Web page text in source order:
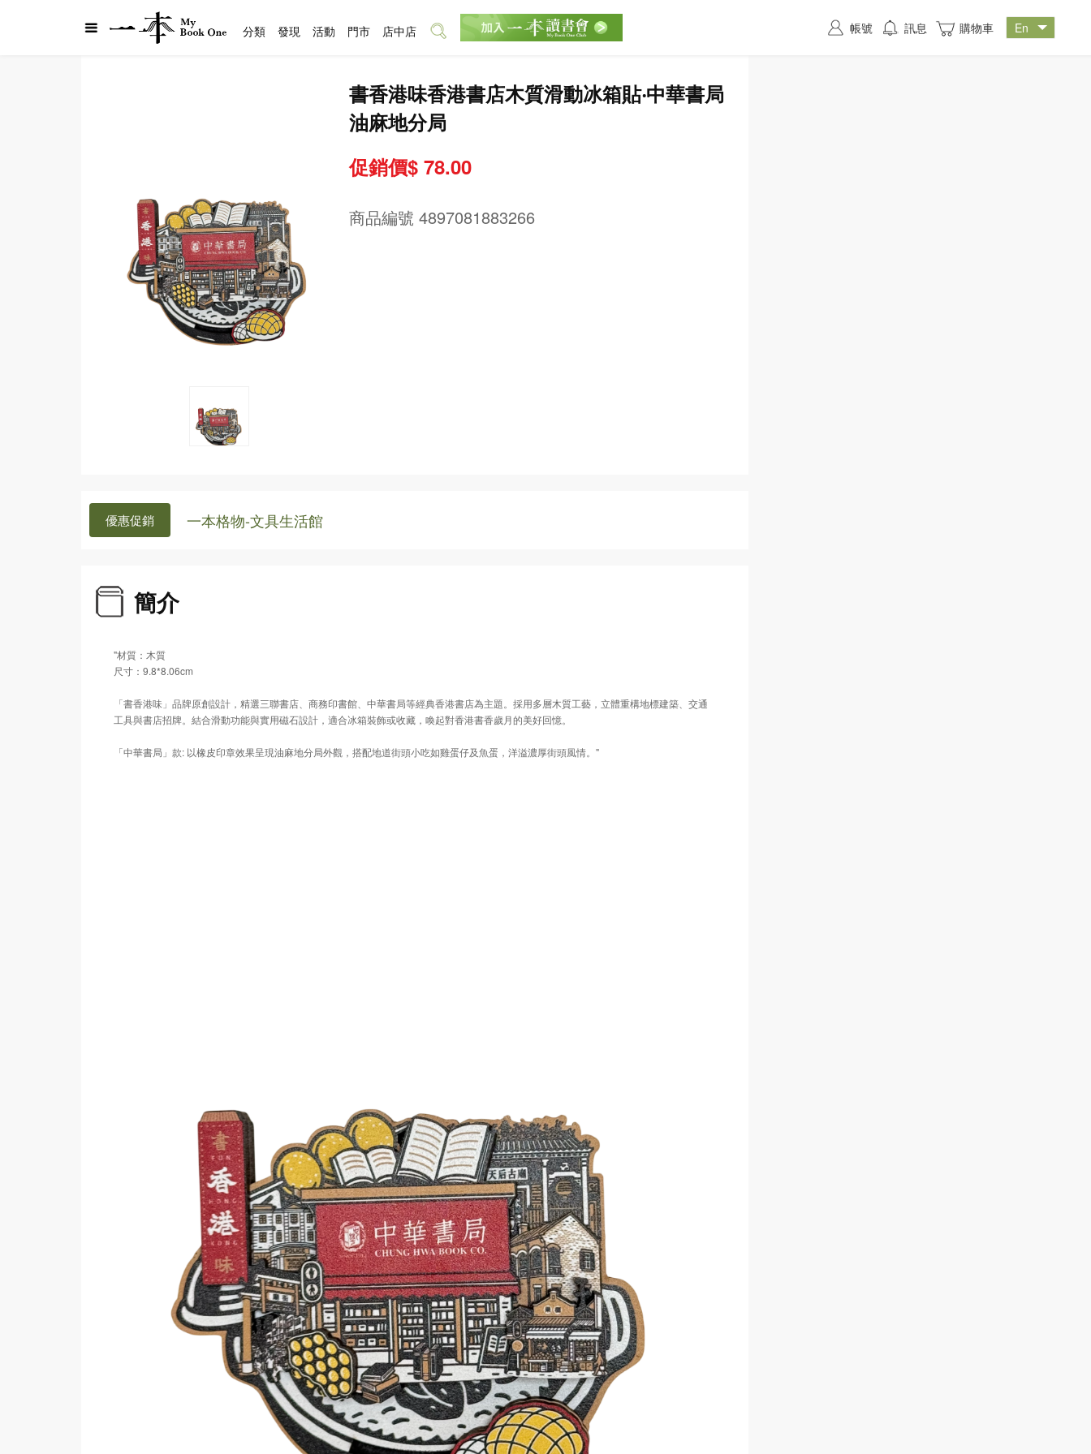
書香港味香港書店木質滑動冰箱貼‧中華書局
油麻地分局
促銷價$ 78.00
商品編號 4897081883266
優惠促銷 一本格物-文具生活館
簡介
"材質：木質
尺寸：9.8*8.06cm
「書香港味」品牌原創設計，精選三聯書店、商務印書館、中華書局等經典香港書店為主題。採用多層木質工藝，立體重構地標建築、交通
工具與書店招牌。結合滑動功能與實用磁石設計，適合冰箱裝飾或收藏，喚起對香港書香歲月的美好回憶。
「中華書局」款: 以橡皮印章效果呈現油麻地分局外觀，搭配地道街頭小吃如雞蛋仔及魚蛋，洋溢濃厚街頭風情。"
分類 發現 活動 門市 店中店 帳號 訊息 購物車